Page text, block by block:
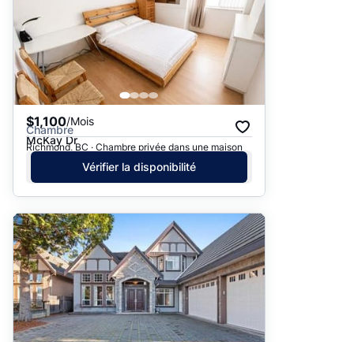
$1,100/Mois
Chambre
McKay Dr
Richmond, BC · Chambre privée dans une maison
Vérifier la disponibilité